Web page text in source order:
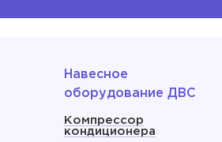
Навесное
оборудование ДВС
Компрессор
кондиционера